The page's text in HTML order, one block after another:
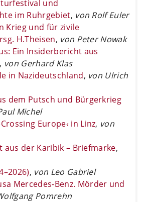
und
im Ruhrgebiet, von Rolf Euler
Krieg und für zivile
H.Theisen, von Peter Nowak
Ein Insiderbericht aus
, von Gerhard Klas
in Nazideutschland, von Ulrich
dem Putsch und Bürgerkrieg
Michel
Europe‹ in Linz, von
aus der Karibik – Briefmarke,
, von Leo Gabriel
Mercedes-Benz. Mörder und
Pomrehn